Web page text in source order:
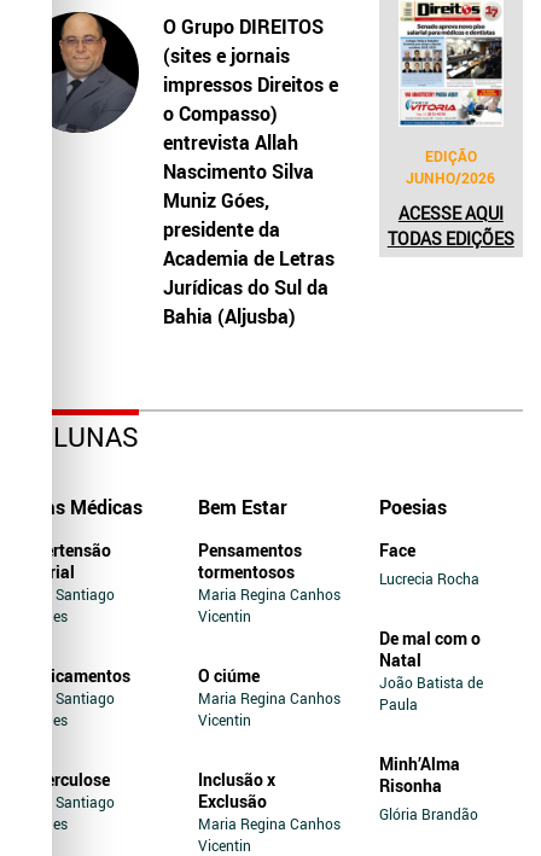
O Grupo DIREITOS
(sites e jornais
impressos Direitos e
o Compasso)
entrevista Allah
Nascimento Silva
Muniz Góes,
presidente da
Academia de Letras
Jurídicas do Sul da
Bahia (Aljusba)
EDIÇÃO
JUNHO/2026
ACESSE AQUI
TODAS EDIÇÕES
COLUNAS
Dicas Médicas
Hipertensão
Arterial
Jairo Santiago
Novaes
Medicamentos
Jairo Santiago
Novaes
Tuberculose
Jairo Santiago
Novaes
Bem Estar
Pensamentos
tormentosos
Maria Regina Canhos
Vicentin
O ciúme
Maria Regina Canhos
Vicentin
Inclusão x
Exclusão
Maria Regina Canhos
Vicentin
Poesias
Face
Lucrecia Rocha
De mal com o
Natal
João Batista de
Paula
Minh’Alma
Risonha
Glória Brandão